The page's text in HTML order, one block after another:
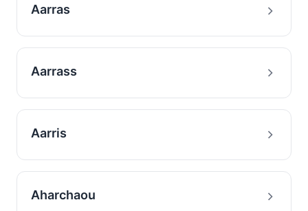
Aarras
Aarrass
Aarris
Aharchaou